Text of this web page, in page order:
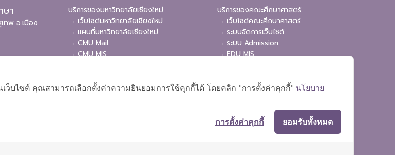
ษา
ทพ อ.เมือง
บริการของมหาวิทยาลัยเชียงใหม่
→ เว็บไซต์มหาวิทยาลัยเชียงใหม่
→ แผนที่มหาวิทยาลัยเชียงใหม่
→ CMU Mail
→ CMU MIS
บริการของคณะศึกษาศาสตร์
→ เว็บไซต์คณะศึกษาศาสตร์
→ ระบบจัดการเว็บไซต์
→ ระบบ Admission
→ EDU MIS
ว็บไซต์ คุณสามารถเลือกตั้งค่าความยินยอมการใช้คุกกี้ได้ โดยคลิก "การตั้งค่าคุกกี้" นโยบาย
ยอมรับทั้งหมด
การตั้งค่าคุกกี้